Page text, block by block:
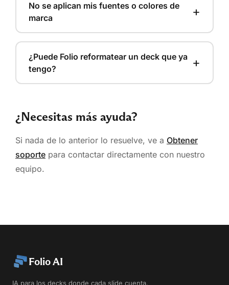
No se aplican mis fuentes o colores de
marca
+
¿Puede Folio reformatear un deck que ya
tengo?
+
¿Necesitas más ayuda?
Si nada de lo anterior lo resuelve, ve a Obtener
soporte para contactar directamente con nuestro
equipo.
Folio AI
IA para los decks donde cada slide cuenta.